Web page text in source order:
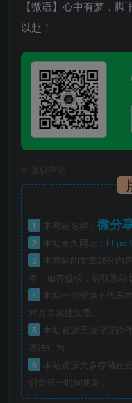
【微语】心中有梦，
以赴！
版权声明
1 本网站名称： 微分
2 本站永久网址：
3
本网站的文章部分内
考，如有侵权，请联系站
4
本站一切资源不代表
对其真实性负责。
5
本站资源无法保证软
违法行为
6
本站资源大多存储在
们会第一时间更新。